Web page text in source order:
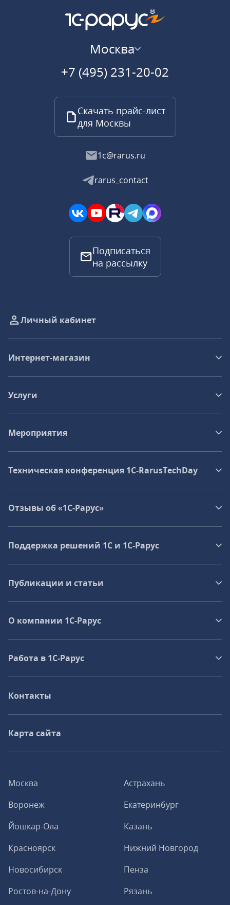
Москва
+7 (495) 231-20-02
Скачать прайс-лист
для Москвы
1c@rarus.ru
rarus_contact
Подписаться
на рассылку
Москва
Астрахань
Воронеж
Екатеринбург
Йошкар-Ола
Казань
Красноярск
Нижний Новгород
Новосибирск
Пенза
Ростов-на-Дону
Рязань
Личный кабинет
Интернет-магазин
Услуги
Мероприятия
Техническая конференция 1C‑RarusTechDay
Отзывы об «1С-Рарус»
Поддержка решений 1С и 1С‑Рарус
Публикации и статьи
О компании 1C-Рарус
Работа в 1С‑Рарус
Контакты
Карта сайта